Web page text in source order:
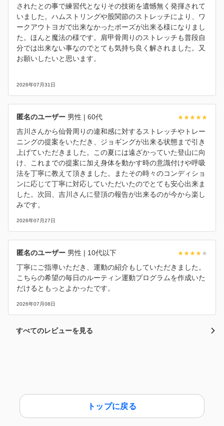
されたとの事で練習代となりその技術を遺憾無く発揮されて
いました。ハムストリングや股関節のストレッチにより、ワ
ークアウトヨガで出来なかったポーズが出来る様になりまし
た。ほんと魔法の様です。肩甲骨周りのストレッチも普段自
分では出来ない事なのでとても気持ち良く解されました。又
お願いしたいと思います。
2026年07月31日
匿名のユーザー 男性 | 60代
吉川さんから仙骨周りの違和感に対するストレッチやトレー
ニングの提案をいただき、ジョギングが出来る状態まで引き
上げていただきました。この夏には遠ざかっていた登山に向
け、これまでの提案に加え身体を動かす時の意識付けや呼吸
法を丁寧に教えて頂きました。またその時々のコンディショ
ンに応じて丁寧に対応していただいたのでとても安心出来ま
した。次回、吉川さんに登頂の報告が出来るのが今から楽し
みです。
2026年07月27日
匿名のユーザー 男性 | 10代以下
丁寧にご指導いただき、運動の紹介もしていただきました。
こちらの希望の毎日のルーティン運動プログラムを作成いた
だけるともっとよかったです。
2026年07月08日
すべてのレビューを見る
トップに戻る